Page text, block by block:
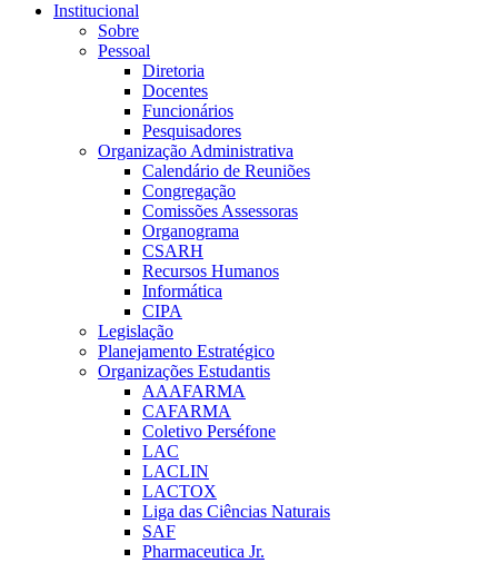
Institucional
Sobre
Pessoal
Diretoria
Docentes
Funcionários
Pesquisadores
Organização Administrativa
Calendário de Reuniões
Congregação
Comissões Assessoras
Organograma
CSARH
Recursos Humanos
Informática
CIPA
Legislação
Planejamento Estratégico
Organizações Estudantis
AAAFARMA
CAFARMA
Coletivo Perséfone
LAC
LACLIN
LACTOX
Liga das Ciências Naturais
SAF
Pharmaceutica Jr.